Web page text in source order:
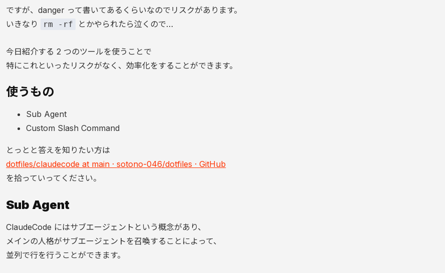
ですが、danger って書いてあるくらいなのでリスクがあります。
いきなり
rm -rf とかやられたら泣くので…
今日紹介する 2 つのツールを使うことで
特にこれといったリスクがなく、効率化をすることができます。
使うもの
Sub Agent
Custom Slash Command
とっとと答えを知りたい方は
dotfiles/claudecode at main · sotono-046/dotfiles · GitHub
を拾っていってください。
Sub Agent
ClaudeCode にはサブエージェントという概念があり、
メインの人格がサブエージェントを召喚することによって、
並列で行を行うことができます。